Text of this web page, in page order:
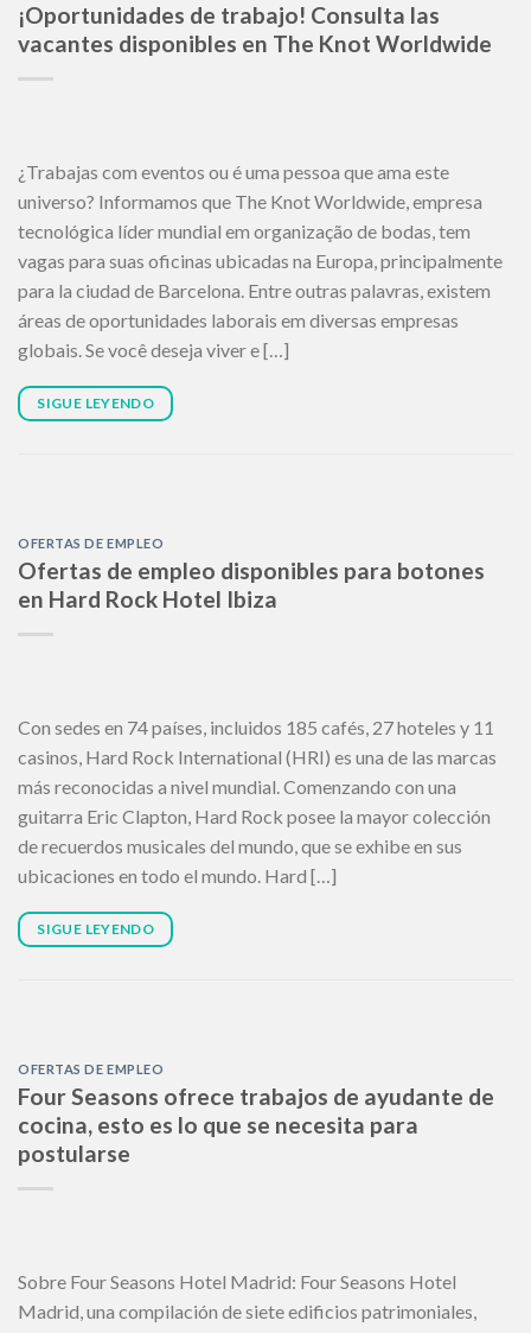
¡Oportunidades de trabajo! Consulta las
vacantes disponibles en The Knot Worldwide
¿Trabajas com eventos ou é uma pessoa que ama este
universo? Informamos que The Knot Worldwide, empresa
tecnológica líder mundial em organização de bodas, tem
vagas para suas oficinas ubicadas na Europa, principalmente
para la ciudad de Barcelona. Entre outras palavras, existem
áreas de oportunidades laborais em diversas empresas
globais. Se você deseja viver e […]
SIGUE LEYENDO
OFERTAS DE EMPLEO
Ofertas de empleo disponibles para botones
en Hard Rock Hotel Ibiza
Con sedes en 74 países, incluidos 185 cafés, 27 hoteles y 11
casinos, Hard Rock International (HRI) es una de las marcas
más reconocidas a nivel mundial. Comenzando con una
guitarra Eric Clapton, Hard Rock posee la mayor colección
de recuerdos musicales del mundo, que se exhibe en sus
ubicaciones en todo el mundo. Hard […]
SIGUE LEYENDO
OFERTAS DE EMPLEO
Four Seasons ofrece trabajos de ayudante de
cocina, esto es lo que se necesita para
postularse
Sobre Four Seasons Hotel Madrid: Four Seasons Hotel
Madrid, una compilación de siete edificios patrimoniales,